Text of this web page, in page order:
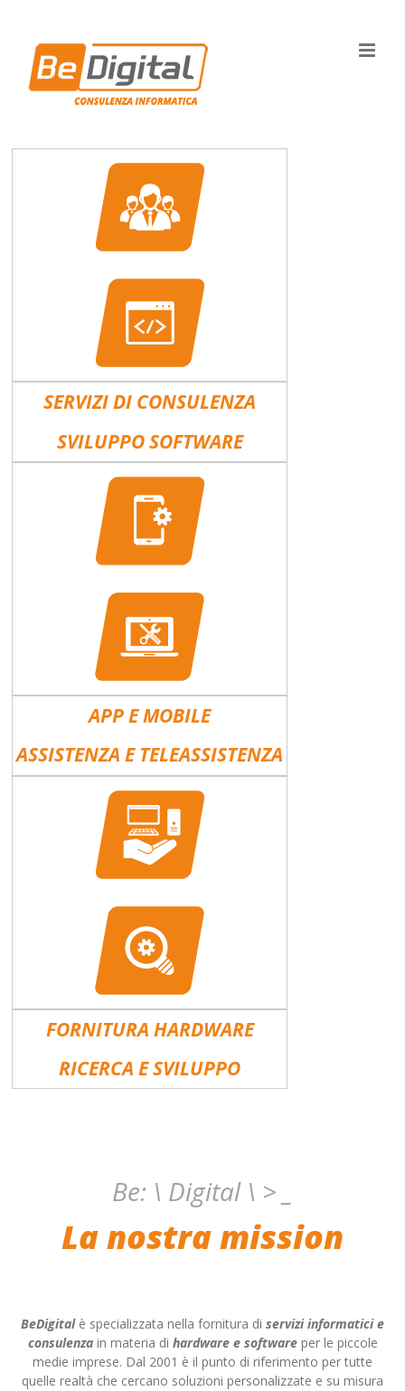
contenuto
SERVIZI DI CONSULENZA
SVILUPPO SOFTWARE
APP E MOBILE
ASSISTENZA E TELEASSISTENZA
FORNITURA HARDWARE
RICERCA E SVILUPPO
Be: \ Digital \ > _
La nostra mission
BeDigital è specializzata nella fornitura di servizi informatici e
consulenza in materia di hardware e software per le piccole
medie imprese. Dal 2001 è il punto di riferimento per tutte
quelle realtà che cercano soluzioni personalizzate e su misura